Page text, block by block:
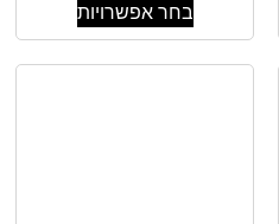
בחר אפשרויות